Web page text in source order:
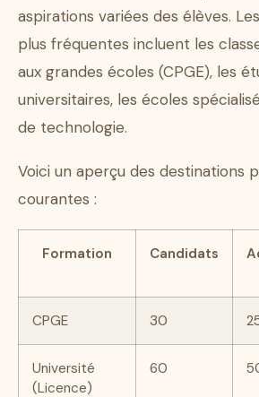
aspirations variées des élèves.
plus fréquentes incluent les
aux grandes écoles (CPGE), les
universitaires, les écoles
de technologie.
Voici un aperçu des destinations
courantes :
Formation Candidats
CPGE 30
Université
(Licence)
60